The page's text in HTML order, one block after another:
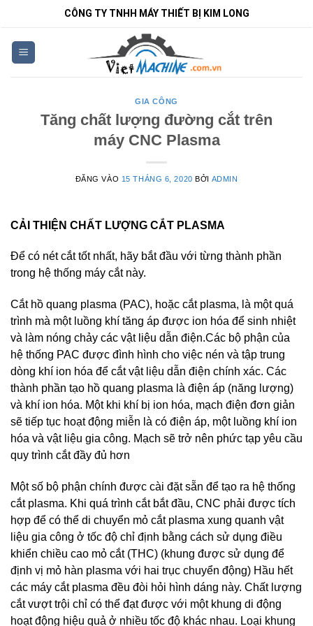
nội
dung
CÔNG TY TNHH MÁY THIẾT BỊ KIM LONG
GIA CÔNG
Tăng chất lượng đường cắt trên
máy CNC Plasma
ĐĂNG VÀO 15 THÁNG 6, 2020 BỞI ADMIN
CẢI THIỆN CHẤT LƯỢNG CẮT PLASMA
Để có nét cắt tốt nhất, hãy bắt đầu với từng thành phần
trong hệ thống máy cắt này.
Cắt hồ quang plasma (PAC), hoặc cắt plasma, là một quá
trình mà một luồng khí tăng áp được ion hóa để sinh nhiệt
và làm nóng chảy các vật liệu dẫn điện.Các bộ phận của
hệ thống PAC được đình hình cho việc nén và tập trung
dòng khí ion hóa để cắt vật liệu dẫn điện chính xác. Các
thành phần tạo hồ quang plasma là điện áp (năng lượng)
và khí ion hóa. Một khi khí bị ion hóa, mạch điện đơn giản
sẽ tiếp tục hoạt động miễn là có điện áp, một luồng khí ion
hóa và vật liệu gia công. Mạch sẽ trở nên phức tạp yêu cầu
quy trình cắt đầy đủ hơn
Một số bộ phận chính được cài đặt sẵn để tạo ra hệ thống
cắt plasma. Khi quá trình cắt bắt đầu, CNC phải được tích
hợp để có thể di chuyển mỏ cắt plasma xung quanh vật
liệu gia công ở tốc độ chỉ định bằng cách sử dụng điều
khiển chiều cao mỏ cắt (THC) (khung được sử dụng để
định vị mỏ hàn plasma với hai trục chuyển động) Hầu hết
các máy cắt plasma đều đòi hỏi hình dáng này. Chất lượng
cắt vượt trội chỉ có thể đạt được với một khung di động
hoạt động hiệu quả ở nhiều tốc độ khác nhau. Loại khung